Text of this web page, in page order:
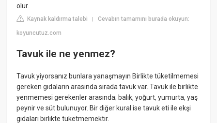
olur.
Kaynak kaldırma talebi |Cevabın tamamını burada okuyun:
koyuncutuz.com
Tavuk ile ne yenmez?
Tavuk yiyorsanız bunlara yanaşmayın Birlikte tüketilmemesi
gereken gıdaların arasında sırada tavuk var. Tavuk ile birlikte
yenmemesi gerekenler arasında; balık, yoğurt, yumurta, yaş
peynir ve süt bulunuyor. Bir diğer kural ise tavuk eti ile ekşi
gıdaları birlikte tüketmemektir.